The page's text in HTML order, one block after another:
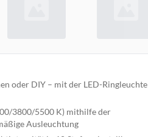
oder DIY – mit der LED-Ringleuchte
3800/5500 K) mithilfe der
Ausleuchtung